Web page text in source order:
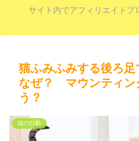
サイト内でアフィリエイトプ
猫ふみふみする後ろ
なぜ？ マウンティン
う？
猫の行動